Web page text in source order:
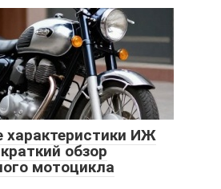
характеристики ИЖ
обзор
мотоцикла